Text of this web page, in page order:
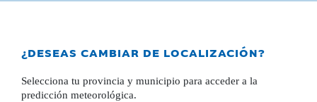
¿DESEAS CAMBIAR DE LOCALIZACIÓN?
Selecciona tu provincia y municipio para acceder a la
predicción meteorológica.